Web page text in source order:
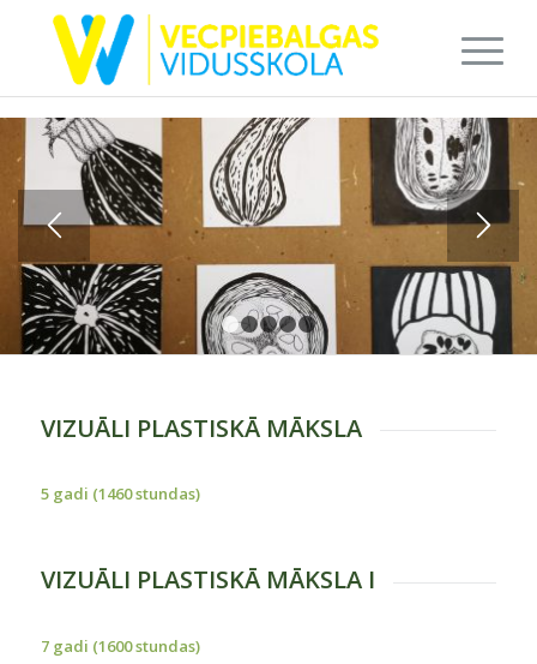
3 5
VIZUĀLI PLASTISKĀ MĀKSLA
5 gadi (1460 stundas)
VIZUĀLI PLASTISKĀ MĀKSLA I
7 gadi (1600 stundas)